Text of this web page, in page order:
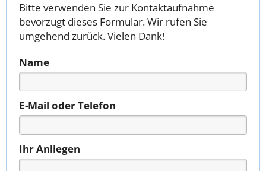
Bitte verwenden Sie zur Kontaktaufnahme
bevorzugt dieses Formular. Wir rufen Sie
umgehend zurück. Vielen Dank!
Name
E-Mail oder Telefon
Ihr Anliegen